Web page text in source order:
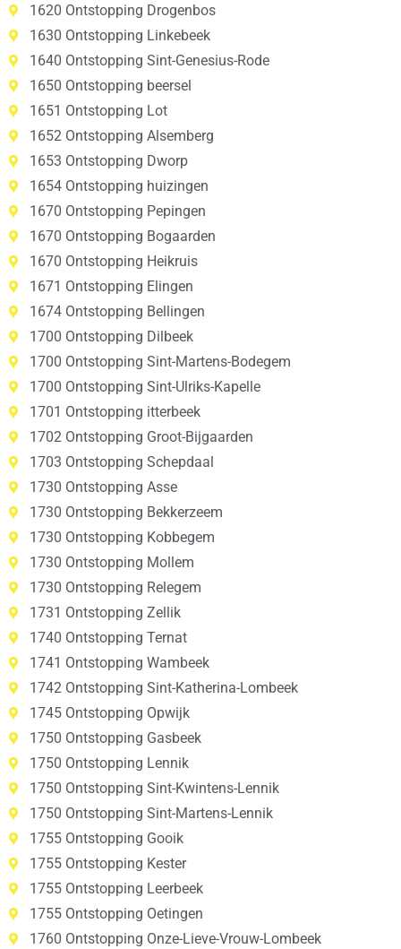
1620 Ontstopping Drogenbos
1630 Ontstopping Linkebeek
1640 Ontstopping Sint-Genesius-Rode
1650 Ontstopping beersel
1651 Ontstopping Lot
1652 Ontstopping Alsemberg
1653 Ontstopping Dworp
1654 Ontstopping huizingen
1670 Ontstopping Pepingen
1670 Ontstopping Bogaarden
1670 Ontstopping Heikruis
1671 Ontstopping Elingen
1674 Ontstopping Bellingen
1700 Ontstopping Dilbeek
1700 Ontstopping Sint-Martens-Bodegem
1700 Ontstopping Sint-Ulriks-Kapelle
1701 Ontstopping itterbeek
1702 Ontstopping Groot-Bijgaarden
1703 Ontstopping Schepdaal
1730 Ontstopping Asse
1730 Ontstopping Bekkerzeem
1730 Ontstopping Kobbegem
1730 Ontstopping Mollem
1730 Ontstopping Relegem
1731 Ontstopping Zellik
1740 Ontstopping Ternat
1741 Ontstopping Wambeek
1742 Ontstopping Sint-Katherina-Lombeek
1745 Ontstopping Opwijk
1750 Ontstopping Gasbeek
1750 Ontstopping Lennik
1750 Ontstopping Sint-Kwintens-Lennik
1750 Ontstopping Sint-Martens-Lennik
1755 Ontstopping Gooik
1755 Ontstopping Kester
1755 Ontstopping Leerbeek
1755 Ontstopping Oetingen
1760 Ontstopping Onze-Lieve-Vrouw-Lombeek